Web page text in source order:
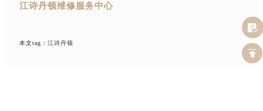
江诗丹顿维修服务中心
本文tag： 江诗丹顿